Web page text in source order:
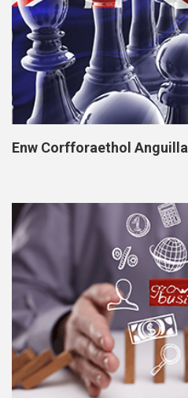
Enw Corfforaethol Anguilla